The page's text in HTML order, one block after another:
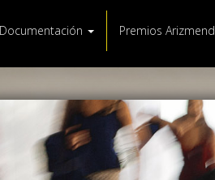
Documentación Premios